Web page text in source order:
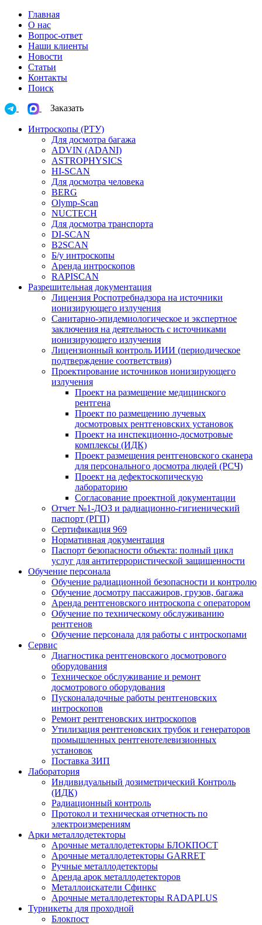
Главная
О нас
Вопрос-ответ
Наши клиенты
Новости
Статьи
Контакты
Поиск
Заказать
Интроскопы (РТУ)
Для досмотра багажа
ADVIN (ADANI)
ASTROPHYSICS
HI-SCAN
Для досмотра человека
BERG
Olymp-Scan
NUCTECH
Для досмотра транспорта
DI-SCAN
B2SCAN
Б/у интроскопы
Аренда интроскопов
RAPISCAN
Разрешительная документация
Лицензия Роспотребнадзора на источники
ионизирующего излучения
Санитарно-эпидемиологическое и экспертное
заключения на деятельность с источниками
ионизирующего излучения
Лицензионный контроль ИИИ (периодическое
подтверждение соответствия)
Проектирование источников ионизирующего
излучения
Проект на размещение медицинского
рентгена
Проект по размещению лучевых
досмотровых рентгеновских установок
Проект на инспекционно-досмотровые
комплексы (ИДК)
Проект размещения рентгеновского сканера
для персонального досмотра людей (РСЧ)
Проект на дефектоскопическую
лабораторию
Согласование проектной документации
Отчет №1-ДОЗ и радиационно-гигиенический
паспорт (РГП)
Сертификация 969
Нормативная документация
Паспорт безопасности объекта: полный цикл
услуг для антитеррористической защищенности
Обучение персонала
Обучение радиационной безопасности и контролю
Обучение досмотру пассажиров, грузов, багажа
Аренда рентгеновского интроскопа с оператором
Обучение по техническому обслуживанию
рентгенов
Обучение персонала для работы с интроскопами
Сервис
Диагностика рентгеновского досмотрового
оборудования
Техническое обслуживание и ремонт
досмотрового оборудования
Пусконаладочные работы рентгеновских
интроскопов
Ремонт рентгеновских интроскопов
Утилизация рентгеновских трубок и генераторов
промышленных рентгенотелевизионных
установок
Поставка ЗИП
Лаборатория
Индивидуальный дозиметрический Контроль
(ИДК)
Радиационный контроль
Протокол и техническая отчетность по
электроизмерениям
Арки металлодетекторы
Арочные металлодетекторы БЛОКПОСТ
Арочные металлодетекторы GARRET
Ручные металлодетекторы
Аренда арок металлодетекторов
Металлоискатели Сфинкс
Арочные металлодетекторы RADAPLUS
Турникеты для проходной
Блокпост